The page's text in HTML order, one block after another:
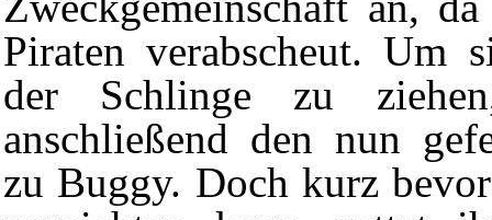
Piraten verabscheut. Um
der Schlinge zu
anschließend den nun
zu Buggy. Doch kurz